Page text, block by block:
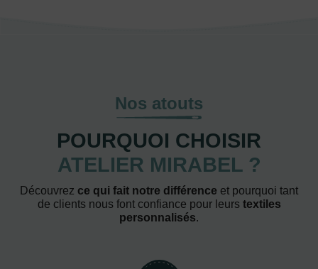
Nos atouts
POURQUOI CHOISIR
ATELIER MIRABEL ?
Découvrez ce qui fait notre différence et pourquoi tant
de clients nous font confiance pour leurs textiles
personnalisés.